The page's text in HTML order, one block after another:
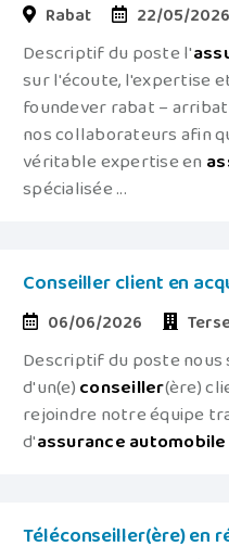
Rabat 22/05/2026
Descriptif du poste l'
sur l'écoute, l'expertise
foundever rabat –
nos collaborateurs afin
véritable expertise en
spécialisée ...
Conseiller client en
06/06/2026
Descriptif du poste nous
d'un(e)conseiller(ère)
rejoindre notre équipe
d'assuranceautomobile
Téléconseiller(ère) en